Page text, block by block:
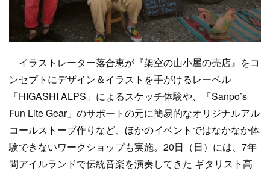
イラストレーター落合恵が『架空の山小屋の売店』をコ
ンセプトにデザイン＆イラストを手がけるレーベル
「HIGASHI ALPS」によるスケッチ体験や、「Sanpo’s
Fun Lite Gear」のサポートの元に簡易的なオリジナルアル
コールストーブ作りなど、ほかのイベントではなかなか体
験できないワークショップも実施。20日（日）には、7年
間アイルランドで伝統音楽を演奏してきた ギタリスト高